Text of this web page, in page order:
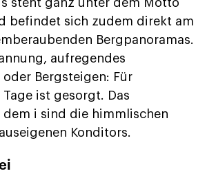
steht ganz unter dem Motto
befindet sich zudem direkt am
Bergpanoramas.
aufregendes
Bergsteigen: Für
ist gesorgt. Das
dem i sind die himmlischen
Konditors.